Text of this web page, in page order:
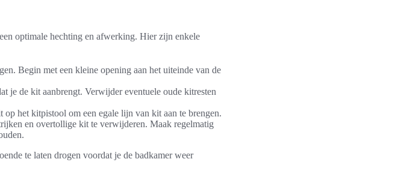
optimale hechting en afwerking. Hier zijn enkele
Begin met een kleine opening aan het uiteinde van de
je de kit aanbrengt. Verwijder eventuele oude kitresten
het kitpistool om een egale lijn van kit aan te brengen.
en overtollige kit te verwijderen. Maak regelmatig
te laten drogen voordat je de badkamer weer